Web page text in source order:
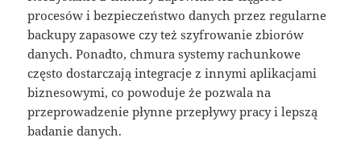
procesów i bezpieczeństwo danych przez regularne
backupy zapasowe czy też szyfrowanie zbiorów
danych. Ponadto, chmura systemy rachunkowe
często dostarczają integracje z innymi aplikacjami
biznesowymi, co powoduje że pozwala na
przeprowadzenie płynne przepływy pracy i lepszą
badanie danych.